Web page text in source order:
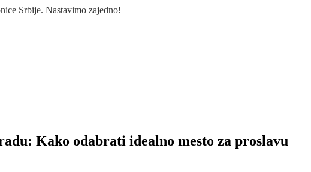
Srbije. Nastavimo zajedno!
Kako odabrati idealno mesto za proslavu